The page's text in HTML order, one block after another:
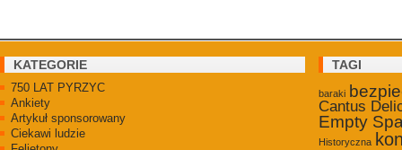
KATEGORIE
750 LAT PYRZYC
Ankiety
Artykuł sponsorowany
Ciekawi ludzie
TAGI
baraki
Cantus
Empty
Historyczna